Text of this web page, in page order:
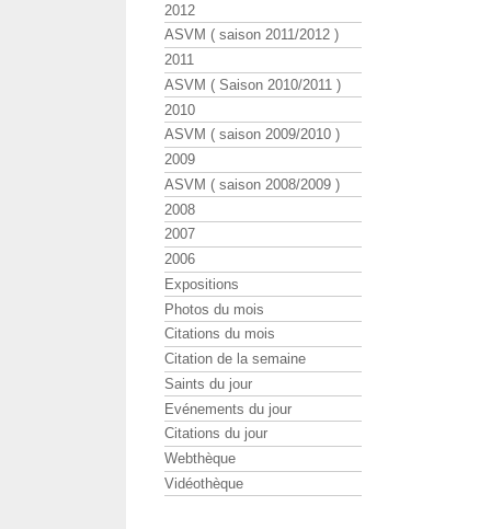
2012
ASVM ( saison 2011/2012 )
2011
ASVM ( Saison 2010/2011 )
2010
ASVM ( saison 2009/2010 )
2009
ASVM ( saison 2008/2009 )
2008
2007
2006
Expositions
Photos du mois
Citations du mois
Citation de la semaine
Saints du jour
Evénements du jour
Citations du jour
Webthèque
Vidéothèque